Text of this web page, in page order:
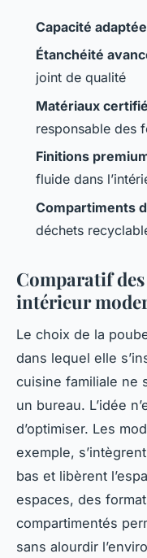
Capacité adaptée
Étanchéité
joint de qualité
Matériaux
responsable des
Finitions
fluide dans
Compartiments
déchets
Comparatif
intérieur
Le choix de la
dans lequel elle
cuisine familiale ne
un bureau. L’idée
d’optimiser. Les
exemple,
bas et libèrent
espaces, des
compartimentés
sans alourdir